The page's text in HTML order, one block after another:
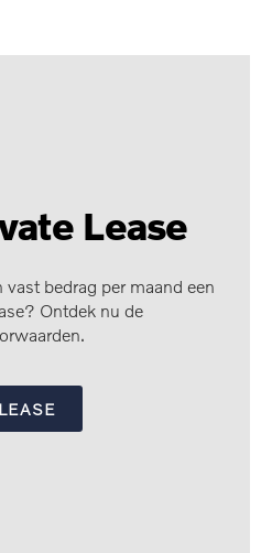
Lease
bedrag per maand een
Ontdek nu de